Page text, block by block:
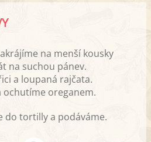
na menší kousky
na suchou pánev.
a loupaná rajčata.
ochutíme oreganem.
do tortilly a podáváme.